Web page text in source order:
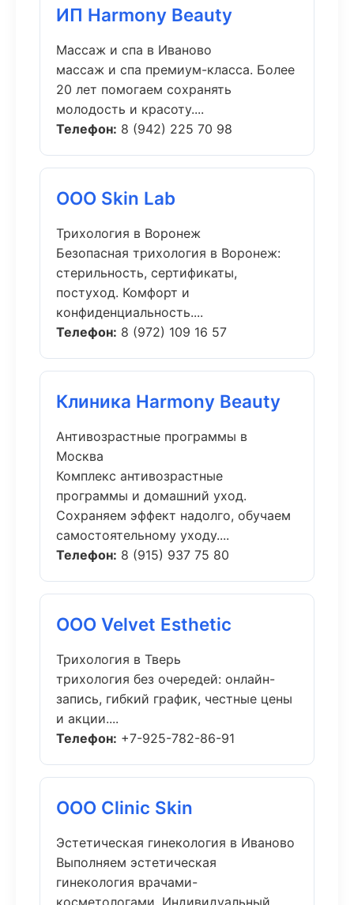
ИП Harmony Beauty
Массаж и спа в Иваново
массаж и спа премиум-класса. Более
20 лет помогаем сохранять
молодость и красоту....
Телефон: 8 (942) 225 70 98
ООО Skin Lab
Трихология в Воронеж
Безопасная трихология в Воронеж:
стерильность, сертификаты,
постуход. Комфорт и
конфиденциальность....
Телефон: 8 (972) 109 16 57
Клиника Harmony Beauty
Антивозрастные программы в
Москва
Комплекс антивозрастные
программы и домашний уход.
Сохраняем эффект надолго, обучаем
самостоятельному уходу....
Телефон: 8 (915) 937 75 80
ООО Velvet Esthetic
Трихология в Тверь
трихология без очередей: онлайн-
запись, гибкий график, честные цены
и акции....
Телефон: +7-925-782-86-91
ООО Clinic Skin
Эстетическая гинекология в Иваново
Выполняем эстетическая
гинекология врачами-
косметологами. Индивидуальный